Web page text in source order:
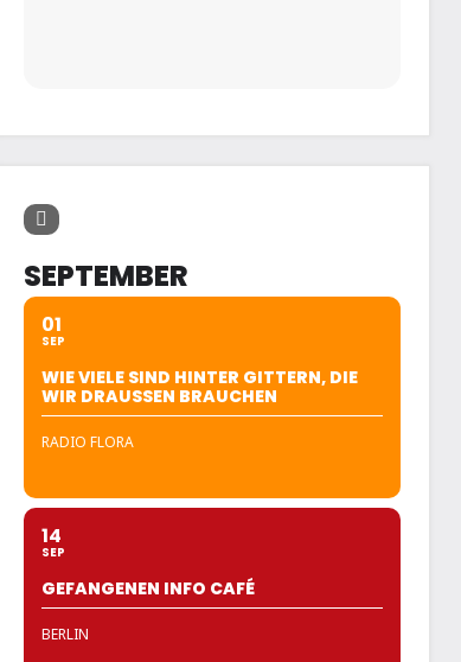
SEPTEMBER
01
SEP
WIE VIELE SIND HINTER GITTERN, DIE
WIR DRAUSSEN BRAUCHEN
RADIO FLORA
14
SEP
GEFANGENEN INFO CAFÉ
BERLIN